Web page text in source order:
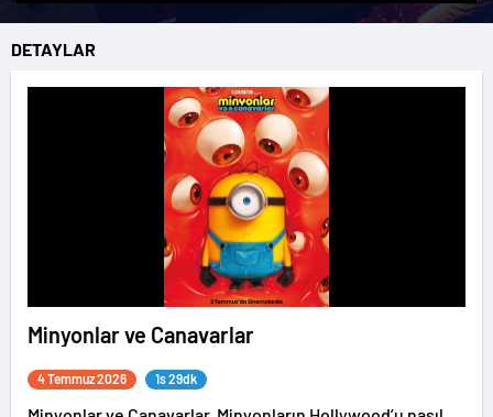
DETAYLAR
Minyonlar ve Canavarlar
4 Temmuz 2026 1s 29dk